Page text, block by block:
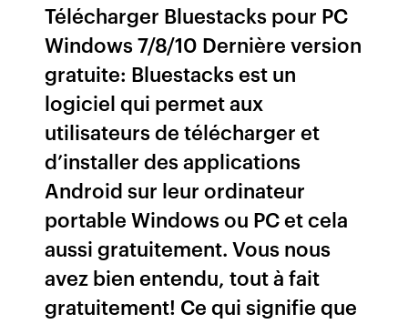
Télécharger Bluestacks pour PC
Windows 7/8/10 Dernière version
gratuite: Bluestacks est un
logiciel qui permet aux
utilisateurs de télécharger et
d’installer des applications
Android sur leur ordinateur
portable Windows ou PC et cela
aussi gratuitement. Vous nous
avez bien entendu, tout à fait
gratuitement! Ce qui signifie que